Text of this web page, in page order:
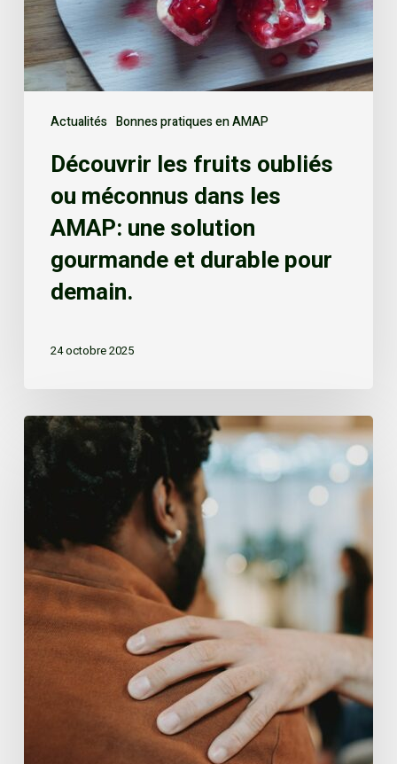
Actualités Bonnes pratiques en AMAP
Découvrir les fruits oubliés
ou méconnus dans les
AMAP: une solution
gourmande et durable pour
demain.
24 octobre 2025